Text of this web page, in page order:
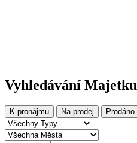
Vyhledávání Majetku
K pronájmu Na prodej Prodáno